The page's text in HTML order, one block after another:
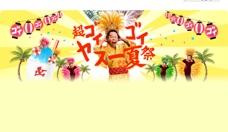
超ゴイゴイヤスー夏祭